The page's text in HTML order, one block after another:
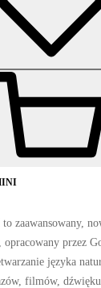
to zaawansowany,
opracowany przez
języka
filmów,